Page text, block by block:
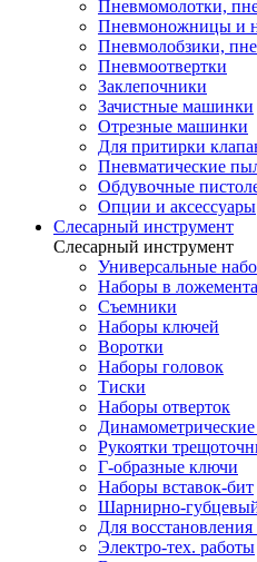
Пневмомолотки,
Пневмоножницы и
Пневмолобзики,
Пневмоотвертки
Заклепочники
Зачистные машинки
Отрезные машинки
Для притирки
Пневматические
Обдувочные
Опции и аксессуары
Слесарный инструмент
Слесарный инструмент
Универсальные
Наборы в
Съемники
Наборы ключей
Воротки
Наборы головок
Тиски
Наборы отверток
Рукоятки
Г-образные ключи
Наборы вставок-бит
Шарнирно-
Для восстановления
Электро-тех. работы